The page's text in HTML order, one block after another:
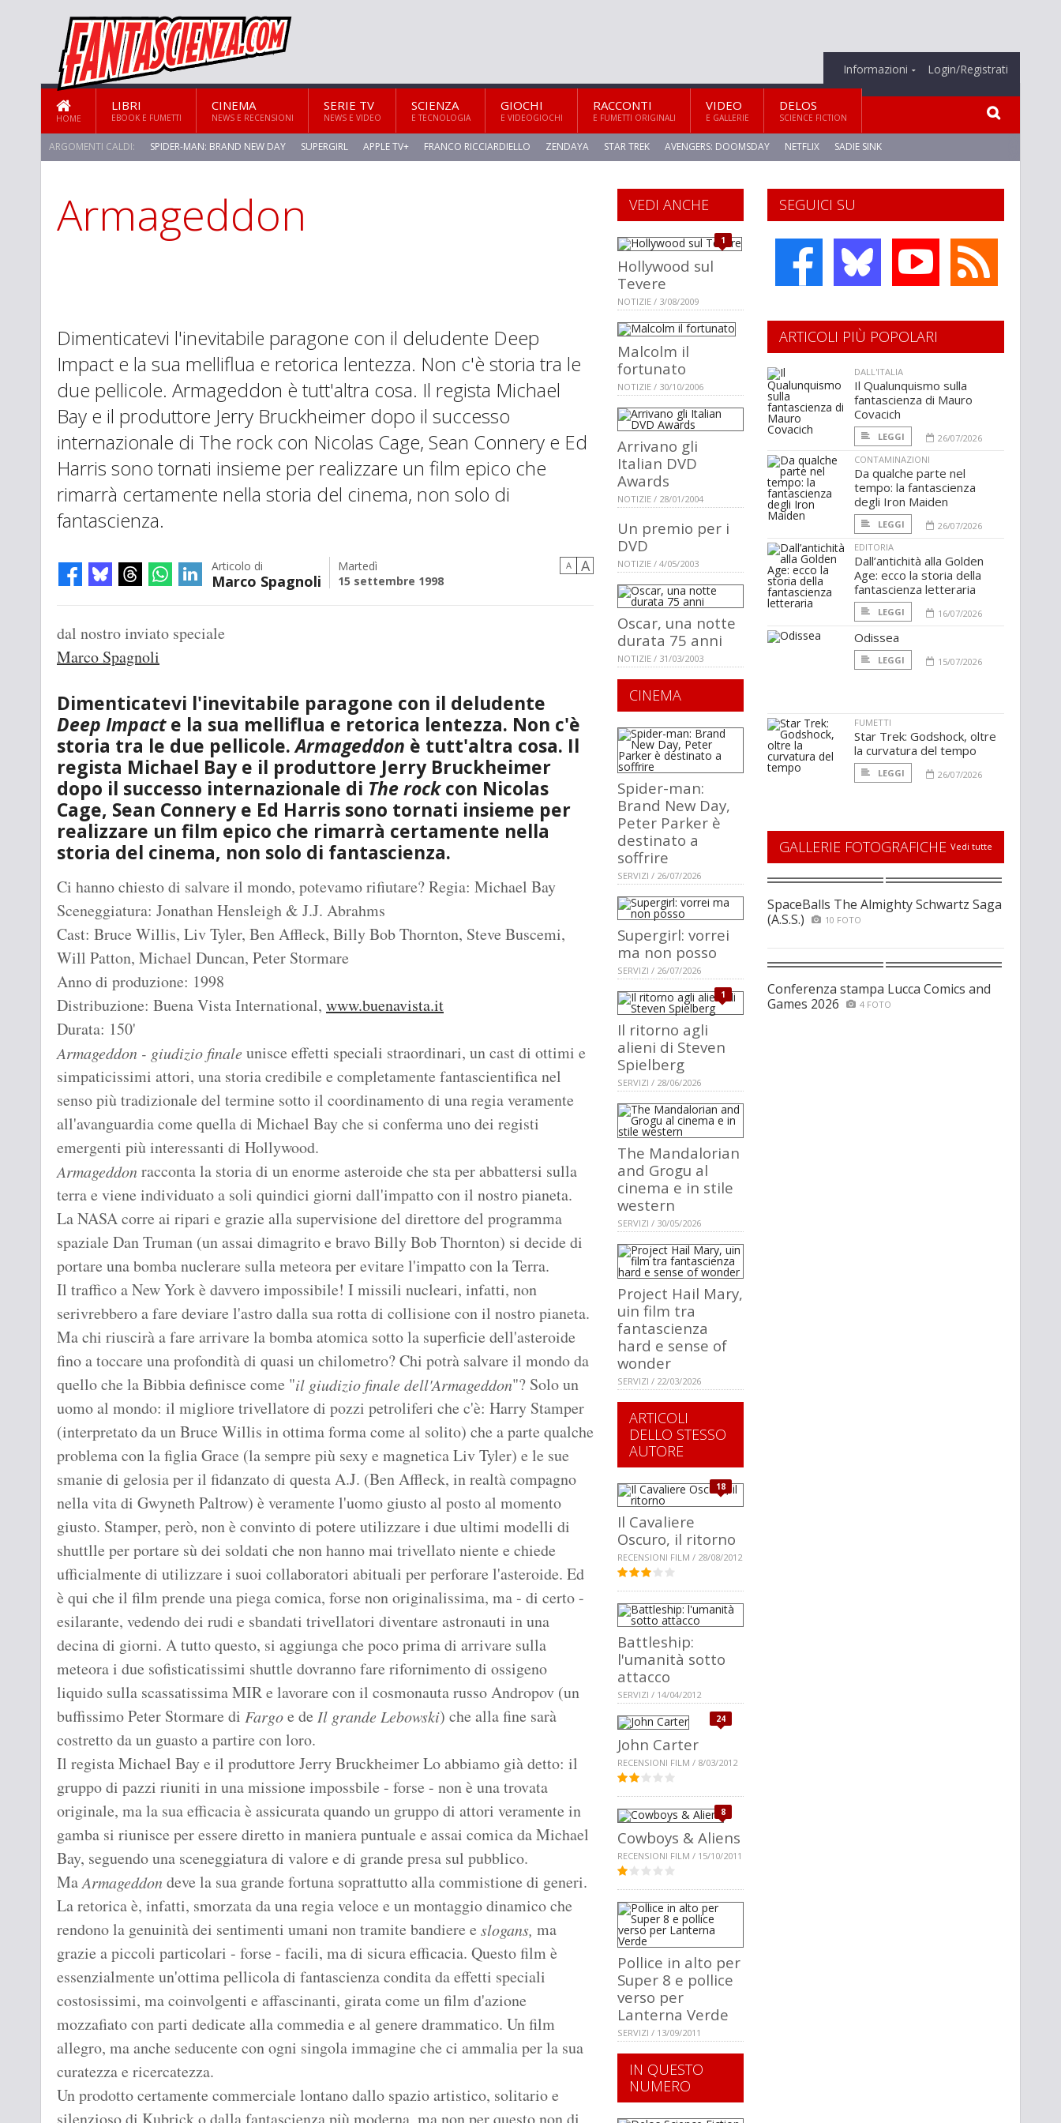
Informazioni Login/Registrati
HOME
LIBRI
EBOOK E FUMETTI
CINEMA
NEWS E RECENSIONI
SERIE TV
NEWS E VIDEO
SCIENZA
E TECNOLOGIA
GIOCHI
E VIDEOGIOCHI
RACCONTI
E FUMETTI ORIGINALI
VIDEO
E GALLERIE
DELOS
SCIENCE FICTION
ARGOMENTI CALDI: SPIDER-MAN: BRAND NEW DAY SUPERGIRL APPLE TV+ FRANCO RICCIARDIELLO ZENDAYA STAR TREK AVENGERS: DOOMSDAY NETFLIX SADIE SINK
Armageddon
Dimenticatevi l'inevitabile paragone con il deludente Deep
Impact e la sua melliflua e retorica lentezza. Non c'è storia tra le
due pellicole. Armageddon è tutt'altra cosa. Il regista Michael
Bay e il produttore Jerry Bruckheimer dopo il successo
internazionale di The rock con Nicolas Cage, Sean Connery e Ed
Harris sono tornati insieme per realizzare un film epico che
rimarrà certamente nella storia del cinema, non solo di
fantascienza.
Articolo di
Marco Spagnoli
Martedì
15 settembre 1998
A A
dal nostro inviato speciale
Marco Spagnoli
Dimenticatevi l'inevitabile paragone con il deludente
Deep Impacte la sua melliflua e retorica lentezza. Non c'è
storia tra le due pellicole.Armageddon è tutt'altra cosa. Il
regista Michael Bay e il produttore Jerry Bruckheimer
dopo il successo internazionale di The rockcon Nicolas
Cage, Sean Connery e Ed Harris sono tornati insieme per
realizzare un film epico che rimarrà certamente nella
storia del cinema, non solo di fantascienza.
Ci hanno chiesto di salvare il mondo, potevamo rifiutare? Regia: Michael Bay
Sceneggiatura: Jonathan Hensleigh & J.J. Abrahms
Cast: Bruce Willis, Liv Tyler, Ben Affleck, Billy Bob Thornton, Steve Buscemi,
Will Patton, Michael Duncan, Peter Stormare
Anno di produzione: 1998
Distribuzione: Buena Vista International, www.buenavista.it
Durata: 150'
Armageddon - giudizio finale unisce effetti speciali straordinari, un cast di ottimi e
simpaticissimi attori, una storia credibile e completamente fantascientifica nel
senso più tradizionale del termine sotto il coordinamento di una regia veramente
all'avanguardia come quella di Michael Bay che si conferma uno dei registi
emergenti più interessanti di Hollywood.
Armageddonracconta la storia di un enorme asteroide che sta per abbattersi sulla
terra e viene individuato a soli quindici giorni dall'impatto con il nostro pianeta.
La NASA corre ai ripari e grazie alla supervisione del direttore del programma
spaziale Dan Truman (un assai dimagrito e bravo Billy Bob Thornton) si decide di
portare una bomba nuclerare sulla meteora per evitare l'impatto con la Terra.
Il traffico a New York è davvero impossibile! I missili nucleari, infatti, non
serivrebbero a fare deviare l'astro dalla sua rotta di collisione con il nostro pianeta.
Ma chi riuscirà a fare arrivare la bomba atomica sotto la superficie dell'asteroide
fino a toccare una profondità di quasi un chilometro? Chi potrà salvare il mondo da
quello che la Bibbia definisce come "il giudizio finale dell'Armageddon"? Solo un
uomo al mondo: il migliore trivellatore di pozzi petroliferi che c'è: Harry Stamper
(interpretato da un Bruce Willis in ottima forma come al solito) che a parte qualche
problema con la figlia Grace (la sempre più sexy e magnetica Liv Tyler) e le sue
smanie di gelosia per il fidanzato di questa A.J. (Ben Affleck, in realtà compagno
nella vita di Gwyneth Paltrow) è veramente l'uomo giusto al posto al momento
giusto. Stamper, però, non è convinto di potere utilizzare i due ultimi modelli di
shuttlle per portare sù dei soldati che non hanno mai trivellato niente e chiede
ufficialmente di utilizzare i suoi collaboratori abituali per perforare l'asteroide. Ed
è qui che il film prende una piega comica, forse non originalissima, ma - di certo -
esilarante, vedendo dei rudi e sbandati trivellatori diventare astronauti in una
decina di giorni. A tutto questo, si aggiunga che poco prima di arrivare sulla
meteora i due sofisticatissimi shuttle dovranno fare rifornimento di ossigeno
liquido sulla scassatissima MIR e lavorare con il cosmonauta russo Andropov (un
buffissimo Peter Stormare di Fargoe de Il grande Lebowski) che alla fine sarà
costretto da un guasto a partire con loro.
Il regista Michael Bay e il produttore Jerry Bruckheimer Lo abbiamo già detto: il
gruppo di pazzi riuniti in una missione impossbile - forse - non è una trovata
originale, ma la sua efficacia è assicurata quando un gruppo di attori veramente in
gamba si riunisce per essere diretto in maniera puntuale e assai comica da Michael
Bay, seguendo una sceneggiatura di valore e di grande presa sul pubblico.
MaArmageddondeve la sua grande fortuna soprattutto alla commistione di generi.
La retorica è, infatti, smorzata da una regia veloce e un montaggio dinamico che
rendono la genuinità dei sentimenti umani non tramite bandiere e slogans, ma
grazie a piccoli particolari - forse - facili, ma di sicura efficacia. Questo film è
essenzialmente un'ottima pellicola di fantascienza condita da effetti speciali
costosissimi, ma coinvolgenti e affascinanti, girata come un film d'azione
mozzafiato con parti dedicate alla commedia e al genere drammatico. Un film
allegro, ma anche seducente con ogni singola immagine che ci ammalia per la sua
curatezza e ricercatezza.
Un prodotto certamente commerciale lontano dallo spazio artistico, solitario e
SEGUICI SU
VEDI ANCHE
1
Hollywood sul
Tevere
NOTIZIE / 3/08/2009
Malcolm il
fortunato
NOTIZIE / 30/10/2006
Arrivano gli
Italian DVD
Awards
NOTIZIE / 28/01/2004
Un premio per i
DVD
NOTIZIE / 4/05/2003
Oscar, una notte
durata 75 anni
NOTIZIE / 31/03/2003
CINEMA
Spider-man:
Brand New Day,
Peter Parker è
destinato a
soffrire
SERVIZI / 26/07/2026
Supergirl: vorrei
ma non posso
SERVIZI / 26/07/2026
1
Il ritorno agli
alieni di Steven
Spielberg
SERVIZI / 28/06/2026
The Mandalorian
and Grogu al
cinema e in stile
western
SERVIZI / 30/05/2026
Project Hail Mary,
uin film tra
fantascienza
hard e sense of
wonder
SERVIZI / 22/03/2026
ARTICOLI
DELLO STESSO
AUTORE
18
Il Cavaliere
Oscuro, il ritorno
RECENSIONI FILM / 28/08/2012
Battleship:
l'umanità sotto
attacco
SERVIZI / 14/04/2012
24
John Carter
RECENSIONI FILM / 8/03/2012
8
Cowboys & Aliens
RECENSIONI FILM / 15/10/2011
Pollice in alto per
Super 8 e pollice
verso per
Lanterna Verde
SERVIZI / 13/09/2011
IN QUESTO
NUMERO
ARTICOLI PIÙ POPOLARI
DALL'ITALIA
Il Qualunquismo sulla
fantascienza di Mauro
Covacich
LEGGI
26/07/2026
CONTAMINAZIONI
Da qualche parte nel
tempo: la fantascienza
degli Iron Maiden
LEGGI
26/07/2026
EDITORIA
Dall’antichità alla Golden
Age: ecco la storia della
fantascienza letteraria
LEGGI 16/07/2026
Odissea
LEGGI 15/07/2026
FUMETTI
Star Trek: Godshock, oltre
la curvatura del tempo
LEGGI 26/07/2026
GALLERIE FOTOGRAFICHE Vedi tutte
SpaceBalls The Almighty Schwartz Saga
(A.S.S.)
10 FOTO
Conferenza stampa Lucca Comics and
Games 2026
4 FOTO